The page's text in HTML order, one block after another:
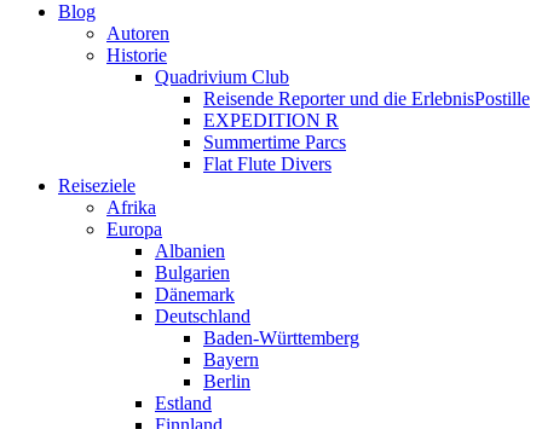
Blog
Autoren
Historie
Quadrivium Club
Reisende Reporter und die ErlebnisPostille
EXPEDITION R
Summertime Parcs
Flat Flute Divers
Reiseziele
Afrika
Europa
Albanien
Bulgarien
Dänemark
Deutschland
Baden-Württemberg
Bayern
Berlin
Estland
Finnland